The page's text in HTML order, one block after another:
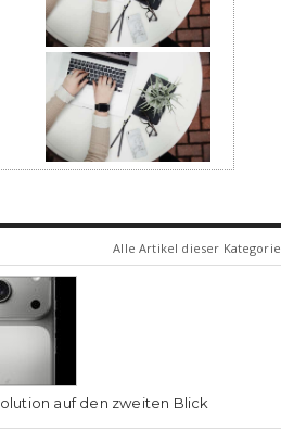
Alle Artikel dieser Kategorie
auf den zweiten Blick